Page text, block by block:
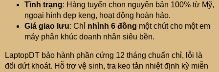
Tình trạng: Hàng tuyển chọn nguyên bản 100% từ Mỹ,
ngoại hình đẹp keng, hoạt động hoàn hảo.
Giá giao lưu: Chỉ nhỉnh 6 đồng một chút cho một em
máy phân khúc doanh nhân siêu bền.
LaptopDT bảo hành phần cứng 12 tháng chuẩn chỉ, lỗi là
đổi dứt khoát. Hỗ trợ vệ sinh, tra keo tản nhiệt định kỳ miễn